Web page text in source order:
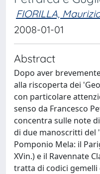
FIORILLA,
2008-01-01
Abstract
Dopo aver
alla riscoperta dei
con particolare
senso da Francesco
concentra sulle note
di due manoscritti del
Pomponio Mela: il
XVin.) e il Ravennate
tratta di codici